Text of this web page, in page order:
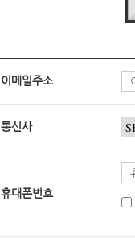
이메일주소
통신사
휴대폰번호